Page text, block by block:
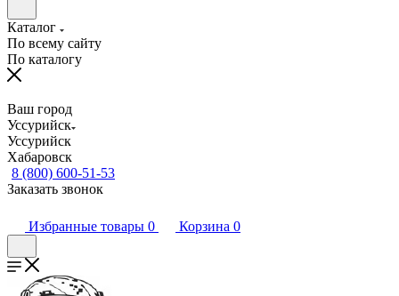
Каталог
По всему сайту
По каталогу
Ваш город
Уссурийск
Уссурийск
Хабаровск
8 (800) 600-51-53
Заказать звонок
Избранные товары 0 Корзина 0